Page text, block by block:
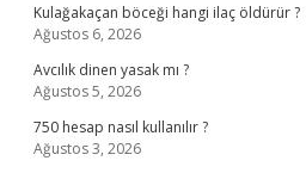
Kulağakaçan böceği hangi ilaç öldürür ?
Ağustos 6, 2026
Avcılık dinen yasak mı ?
Ağustos 5, 2026
750 hesap nasıl kullanılır ?
Ağustos 3, 2026